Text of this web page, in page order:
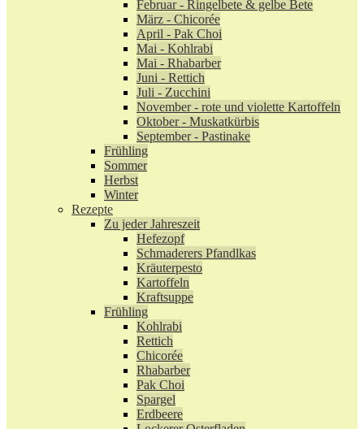
Februar - Ringelbete & gelbe Bete
März - Chicorée
April - Pak Choi
Mai - Kohlrabi
Mai - Rhabarber
Juni - Rettich
Juli - Zucchini
November - rote und violette Kartoffeln
Oktober - Muskatkürbis
September - Pastinake
Frühling
Sommer
Herbst
Winter
Rezepte
Zu jeder Jahreszeit
Hefezopf
Schmaderers Pfandlkas
Kräuterpesto
Kartoffeln
Kraftsuppe
Frühling
Kohlrabi
Rettich
Chicorée
Rhabarber
Pak Choi
Spargel
Erdbeere